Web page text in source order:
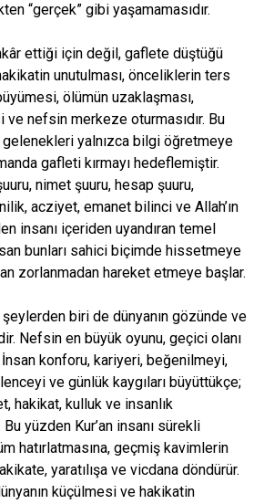
“gerçek” gibi yaşamamasıdır.
ettiği için değil, gaflete düştüğü
unutulması, önceliklerin ters
ölümün uzaklaşması,
nefsin merkeze oturmasıdır. Bu
yalnızca bilgi öğretmeye
gafleti kırmayı hedeflemiştir.
nimet şuuru, hesap şuuru,
acziyet, emanet bilinci ve Allah’ın
insanı içeriden uyandıran temel
bunları sahici biçimde hissetmeye
zorlanmadan hareket etmeye başlar.
biri de dünyanın gözünde ve
Nefsin en büyük oyunu, geçici olanı
konforu, kariyeri, beğenilmeyi,
ve günlük kaygıları büyüttükçe;
hakikat, kulluk ve insanlık
yüzden Kur’an insanı sürekli
hatırlatmasına, geçmiş kavimlerin
yaratılışa ve vicdana döndürür.
küçülmesi ve hakikatin